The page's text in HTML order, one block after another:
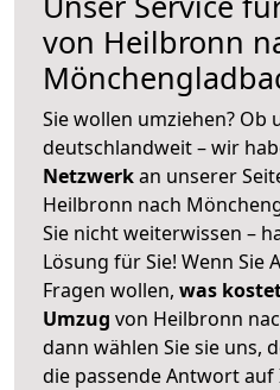
von Heilbronn
Sie wollen umziehen? Ob
deutschlandweit – wir
Netzwerkan unserer
Heilbronn nach
Sie nicht weiterwissen –
Lösung für Sie! Wenn Sie
Fragen wollen, was
Umzug von Heilbronn
dann wählen Sie sie uns,
die passende Antwort